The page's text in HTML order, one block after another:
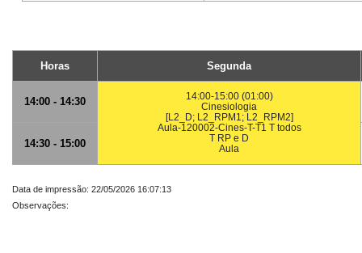
Horas Segunda
14:00 - 14:30
14:00-15:00 (01:00)
Cinesiologia
[L2_D; L2_RPM1; L2_RPM2]
Aula-120002-Cines-T-T1 T todos
T RP e D
Aula
14:30 - 15:00
Data de impressão: 22/05/2026 16:07:13
Observações: